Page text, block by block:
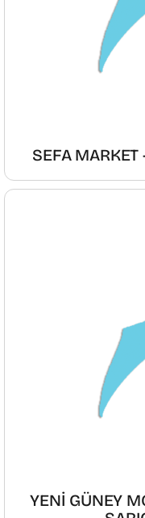
SEFA
YENİ GÜNEY